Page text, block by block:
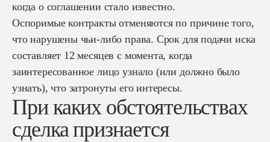
когда о соглашении стало известно.
Оспоримые контракты отменяются по причине того,
что нарушены чьи-либо права. Срок для подачи иска
составляет 12 месяцев с момента, когда
заинтересованное лицо узнало (или должно было
узнать), что затронуты его интересы.
При каких обстоятельствах
сделка признается